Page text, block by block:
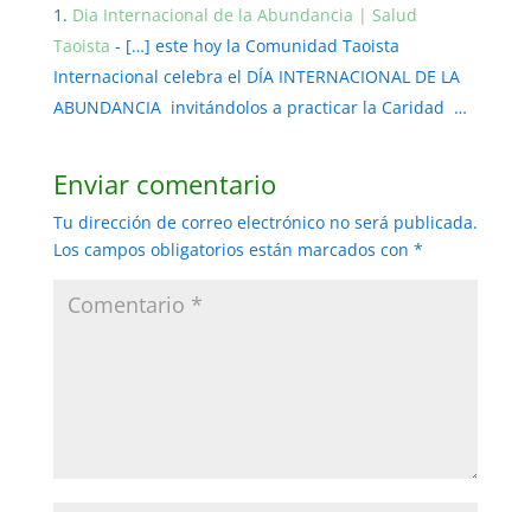
Dia Internacional de la Abundancia | Salud
Taoista - […] este hoy la Comunidad Taoista
Internacional celebra el DÍA INTERNACIONAL DE LA
ABUNDANCIA invitándolos a practicar la Caridad …
Enviar comentario
Tu dirección de correo electrónico no será publicada.
Los campos obligatorios están marcados con *